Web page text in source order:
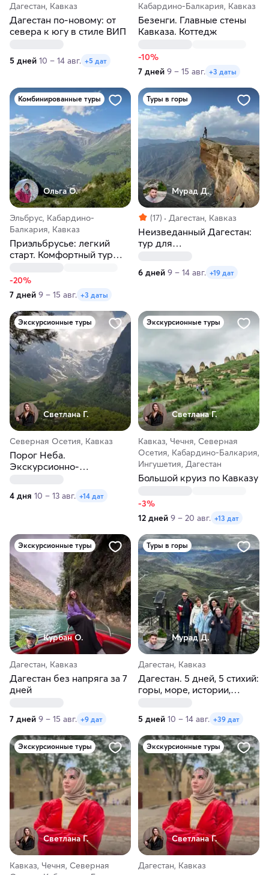
Дагестан, Кавказ
Дагестан по-новому: от
севера к югу в стиле ВИП
5 дней 10 – 14 авг. +5 дат
Кабардино-Балкария, Кавказ
Безенги. Главные стены
Кавказа. Коттедж
-10%
7 дней 9 – 15 авг. +3 даты
Комбинированные туры
Ольга О.
Эльбрус, Кабардино-
Балкария, Кавказ
Приэльбрусье: легкий
старт. Комфортный тур
-20%
7 дней 9 – 15 авг. +3 даты
Туры в горы
Мурад Д.
(17) Дагестан, Кавказ
Неизведанный Дагестан:
тур для
6 дней 9 – 14 авг. +19 дат
Экскурсионные туры
Светлана Г.
Северная Осетия, Кавказ
Порог Неба.
Экскурсионно-
4 дня 10 – 13 авг. +14 дат
Экскурсионные туры
Светлана Г.
Кавказ, Чечня, Северная
Осетия, Кабардино-Балкария,
Ингушетия, Дагестан
Большой круиз по Кавказу
-3%
12 дней 9 – 20 авг. +13 дат
Экскурсионные туры
Курбан О.
Дагестан, Кавказ
Дагестан без напряга за 7
дней
7 дней 9 – 15 авг. +9 дат
Туры в горы
Мурад Д.
Дагестан, Кавказ
Дагестан. 5 дней, 5 стихий:
горы, море, истории,
5 дней 10 – 14 авг. +39 дат
Экскурсионные туры
Светлана Г.
Кавказ, Чечня, Северная
Экскурсионные туры
Светлана Г.
Дагестан, Кавказ